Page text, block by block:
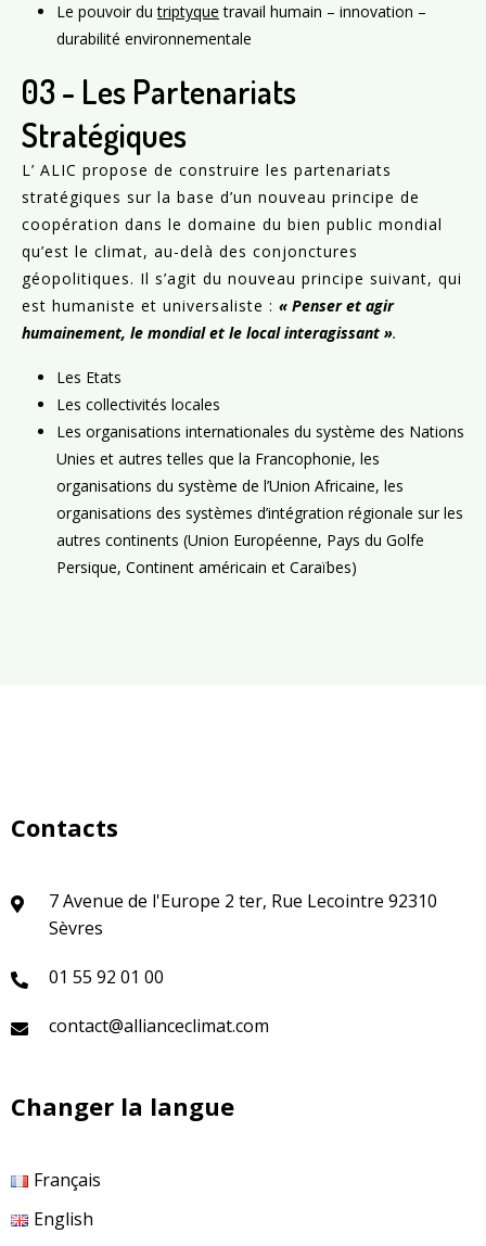
Le pouvoir dutriptyque travail humain – innovation –
durabilité environnementale
03 - Les Partenariats
Stratégiques
L’ ALIC propose de construire les partenariats
stratégiques sur la base d’un nouveau principe de
coopération dans le domaine du bien public mondial
qu’est le climat, au-delà des conjonctures
géopolitiques. Il s’agit du nouveau principe suivant, qui
est humaniste et universaliste : « Penser et agir
humainement, le mondial et le local interagissant ».
Les Etats
Les collectivités locales
Les organisations internationales du système des Nations
Unies et autres telles que la Francophonie, les
organisations du système de l’Union Africaine, les
organisations des systèmes d’intégration régionale sur les
autres continents (Union Européenne, Pays du Golfe
Persique, Continent américain et Caraïbes)
Contacts
7 Avenue de l'Europe 2 ter, Rue Lecointre 92310
Sèvres
01 55 92 01 00
contact@allianceclimat.com
Changer la langue
Français
English